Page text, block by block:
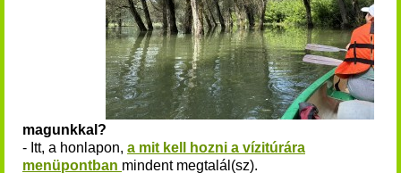
magunkkal?
- Itt, a honlapon, a mit kell hozni a vízitúrára
menüpontban mindent megtalál(sz).